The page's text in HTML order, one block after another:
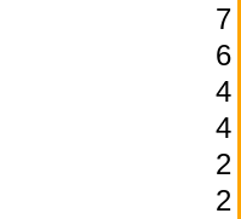
7
6
4
4
2
2